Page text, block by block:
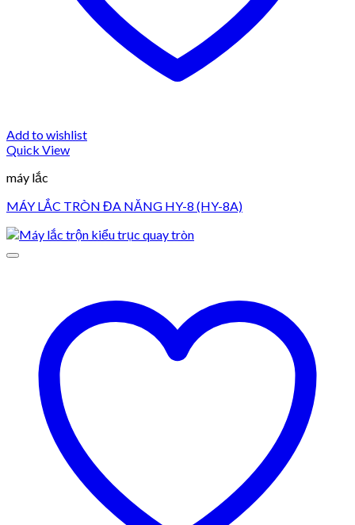
Add to wishlist
Quick View
máy lắc
MÁY LẮC TRÒN ĐA NĂNG HY-8 (HY-8A)